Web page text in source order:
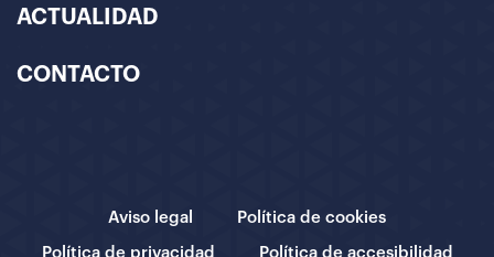
ACTUALIDAD
CONTACTO
Aviso legal Política de cookies
Política de privacidad Política de accesibilidad